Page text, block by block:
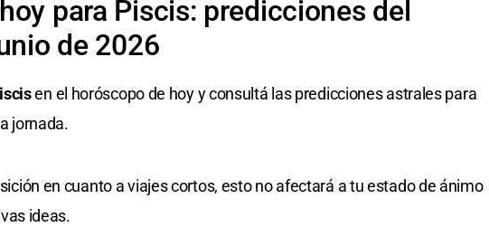
para Piscis: predicciones del
de 2026
en el horóscopo de hoy y consultá las predicciones astrales para
jornada.
en cuanto a viajes cortos, esto no afectará a tu estado de ánimo
ideas.